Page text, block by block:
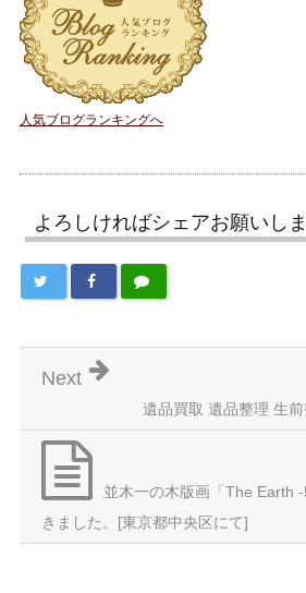
人気ブログランキングへ
よろしければシェアお願いし
遺品買取 遺品整理 生
Next
並木一の木版画「The Earth
きました。[東京都中央区にて]